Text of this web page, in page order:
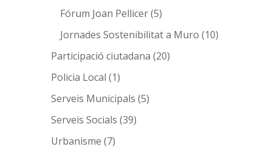
Fórum Joan Pellicer(5)
Jornades Sostenibilitat a Muro (10)
Participació ciutadana (20)
Policia Local (1)
Serveis Municipals (5)
Serveis Socials (39)
Urbanisme (7)